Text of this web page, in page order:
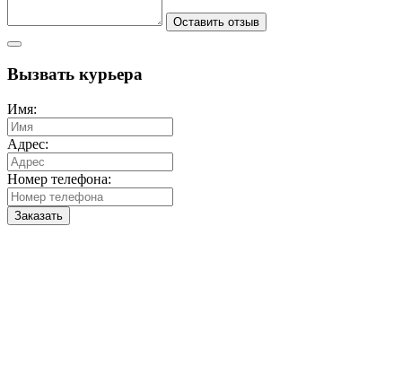
Оставить отзыв
Вызвать курьера
Имя:
Адрес:
Номер телефона:
Заказать